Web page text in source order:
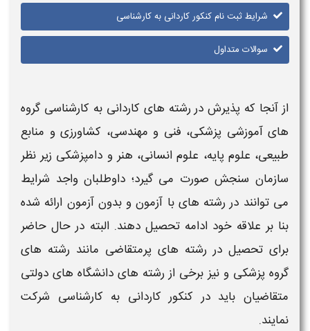
شرایط ثبت نام کنکور کاردانی به کارشناسی
سوالات متداول
از آنجا که پذیرش در رشته های کاردانی به کارشناسی گروه
های آموزشی پزشکی، فنی و مهندسی، کشاورزی و منابع
طبیعی، علوم پایه، علوم انسانی، هنر و دامپزشکی زیر نظر
سازمان سنجش صورت می گیرد؛ داوطلبان واجد شرایط
می توانند در رشته های با آزمون و بدونآزمون ارائه شده
بنا بر علاقه خود ادامه تحصیل دهند. البته در حال حاضر
برای تحصیل در رشته های پرمتقاضی مانند رشته های
گروه پزشکی و نیز برخی از رشته های دانشگاه های دولتی
متقاضیان باید در کنکور کاردانی به کارشناسی شرکت
نمایند.